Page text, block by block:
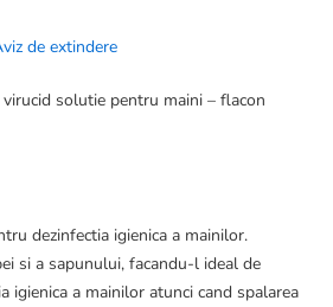
de extindere
solutie pentru maini – flacon
dezinfectia igienica a mainilor.
si a sapunului, facandu-l ideal de
igienica a mainilor atunci cand spalarea